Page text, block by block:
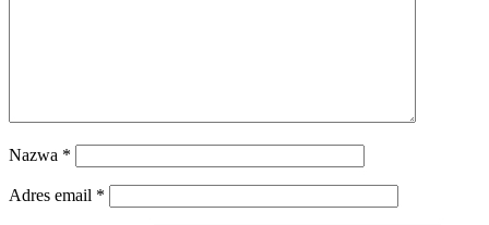
Nazwa *
Adres email *